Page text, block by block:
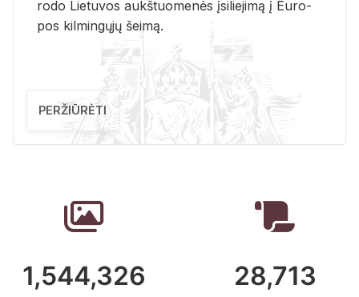
ro­do Lie­tu­vos aukš­tuo­me­nės įsi­lie­ji­mą į Eu­ro­
pos kil­min­gų­jų šei­mą.
PERŽIŪRĖTI
1,544,326 28,713